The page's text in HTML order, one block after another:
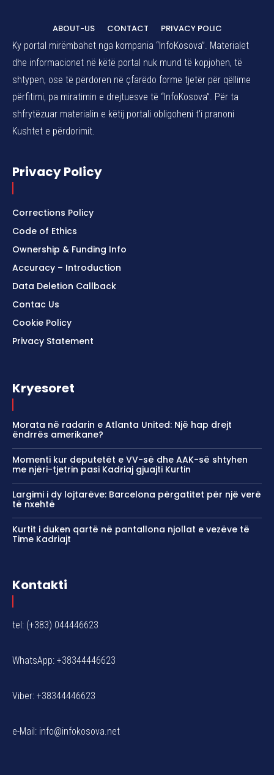
ABOUT-US CONTACT
PRIVACY POLIC
Ky portal mirëmbahet nga kompania “InfoKosova”. Materialet
dhe informacionet në këtë portal nuk mund të kopjohen, të
shtypen, ose të përdoren në çfarëdo forme tjetër për qëllime
përfitimi, pa miratimin e drejtuesve të “InfoKosova”. Për ta
shfrytëzuar materialin e këtij portali obligoheni t’i pranoni
Kushtet e përdorimit.
Privacy Policy
Corrections Policy
Code of Ethics
Ownership & Funding Info
Accuracy – Introduction
Data Deletion Callback
Contac Us
Cookie Policy
Privacy Statement
Kryesoret
Morata në radarin e Atlanta United: Një hap drejt
ëndrrës amerikane?
Momenti kur deputetët e VV-së dhe AAK-së shtyhen
me njëri-tjetrin pasi Kadriaj gjuajti Kurtin
Largimi i dy lojtarëve: Barcelona përgatitet për një verë
të nxehtë
Kurtit i duken qartë në pantallona njollat e vezëve të
Time Kadriajt
Kontakti
tel: (+383) 044446623
WhatsApp: +38344446623
Viber: +38344446623
e-Mail: info@infokosova.net